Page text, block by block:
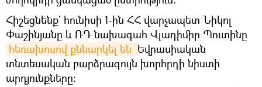
Հիշեցնենք` հունիսի 1-ին ՀՀ վարչապետ Նիկոլ
Փաշինյանը և ՌԴ նախագահ Վլադիմիր Պուտինը
հեռախոսով քննարկել են Եվրասիական
տնտեսական բարձրագույն խորհրդի նիստի
արդյունքները։